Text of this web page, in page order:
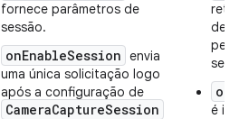
fornece parâmetros de
sessão.
onEnableSession envia
uma única solicitação logo
após a configuração de
CameraCaptureSession
de
é